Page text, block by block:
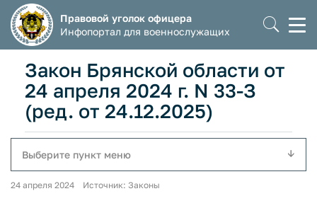
Правовой уголок офицера
Инфопортал для военнослужащих
Закон Брянской области от
24 апреля 2024 г. N 33-З
(ред. от 24.12.2025)
Выберите пункт меню
24 апреля 2024 Источник: Законы